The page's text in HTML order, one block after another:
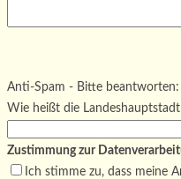
Bitte lasse dieses Feld leer.
Anti-Spam - Bitte beantworten:
Wie heißt die
Zustimmung zur
Ich stimme zu, dass meine